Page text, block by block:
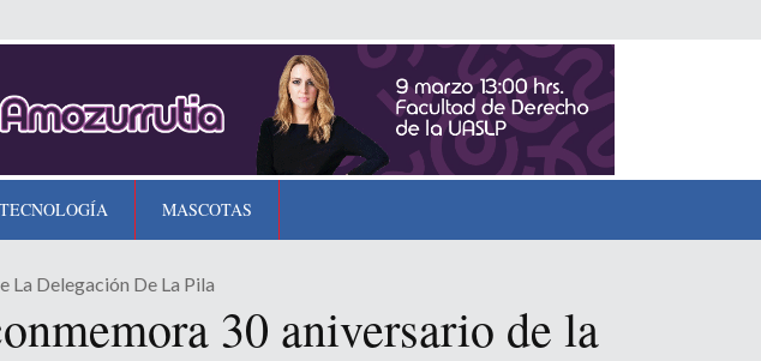
TECNOLOGÍA MASCOTAS
La Delegación De La Pila
30 aniversario de la